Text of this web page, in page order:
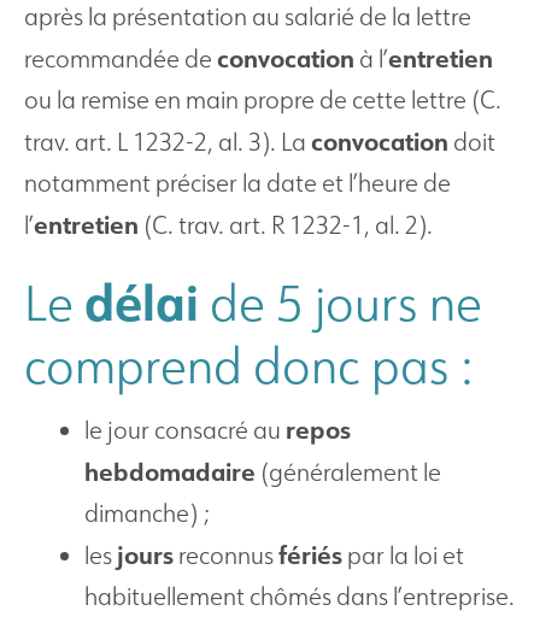
après la présentation au salarié de la lettre
recommandée de convocation à l’entretien
ou la remise en main propre de cette lettre (C.
trav. art. L 1232-2, al. 3). La convocation doit
notamment préciser la date et l’heure de
l’entretien (C. trav. art. R 1232-1, al. 2).
Le délai de 5 jours ne
comprend donc pas :
le jour consacré au repos
hebdomadaire (généralement le
dimanche) ;
les jours reconnusfériés par la loi et
habituellement chômés dans l’entreprise.